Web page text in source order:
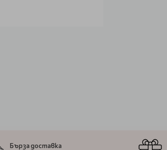
Бърза доставка